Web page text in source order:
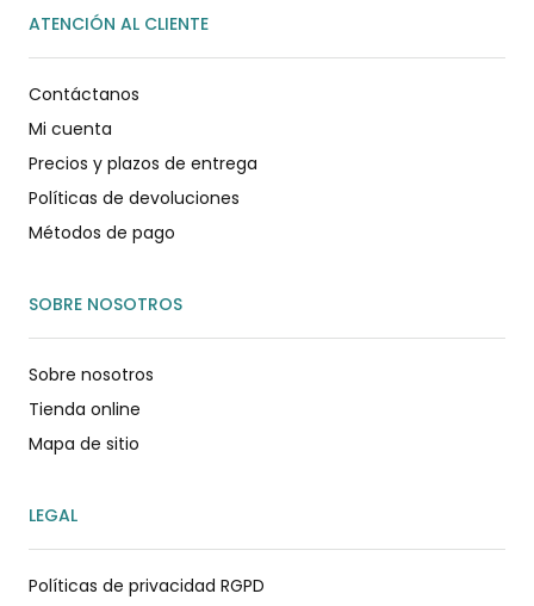
ATENCIÓN AL CLIENTE
Contáctanos
Mi cuenta
Precios y plazos de entrega
Políticas de devoluciones
Métodos de pago
SOBRE NOSOTROS
Sobre nosotros
Tienda online
Mapa de sitio
LEGAL
Políticas de privacidad RGPD